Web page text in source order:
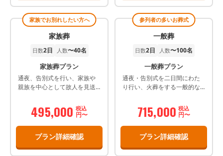
家族でお別れしたい方へ
家族葬
日数2日 人数〜40名
家族葬プラン
通夜、告別式を行い、家族や
親族を中心として故人を見送
495,000 税込
円〜
プラン詳細確認
参列者の多いお葬式
一般葬
日数2日 人数〜100名
一般葬プラン
通夜・告別式を二日間にわた
り行い、火葬をする一般的な
715,000 税込
円〜
プラン詳細確認